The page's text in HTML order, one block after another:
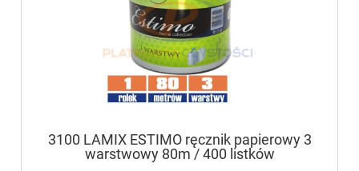
3100 LAMIX ESTIMO ręcznik papierowy 3
warstwowy 80m / 400 listków